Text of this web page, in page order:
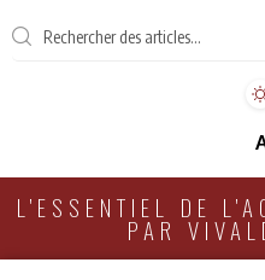
L'ESSENTIEL DE
PAR